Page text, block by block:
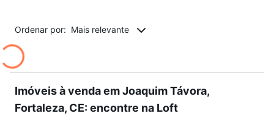
Ordenar por: Mais relevante
Imóveis à venda em Joaquim Távora,
Fortaleza, CE: encontre na Loft